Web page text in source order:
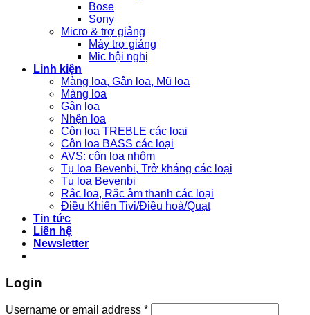
Bose
Sony
Micro & trợ giảng
Máy trợ giảng
Mic hội nghị
Linh kiện
Màng loa, Gân loa, Mũ loa
Màng loa
Gân loa
Nhện loa
Côn loa TREBLE các loại
Côn loa BASS các loại
AVS: côn loa nhôm
Tụ loa Bevenbi, Trở kháng các loại
Tụ loa Bevenbi
Rắc loa, Rắc âm thanh các loại
Điều Khiển Tivi/Điều hoà/Quạt
Tin tức
Liên hệ
Newsletter
Login
Username or email address *